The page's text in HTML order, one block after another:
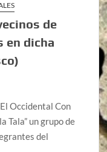
de
en dicha
Occidental Con
Tala” un grupo de
del